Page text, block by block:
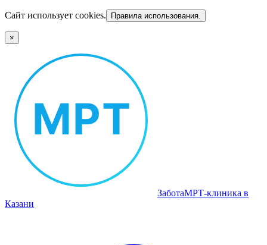
Сайт использует cookies. Правила использования.
×
ЗаботаМРТ‑клиника в
Казани